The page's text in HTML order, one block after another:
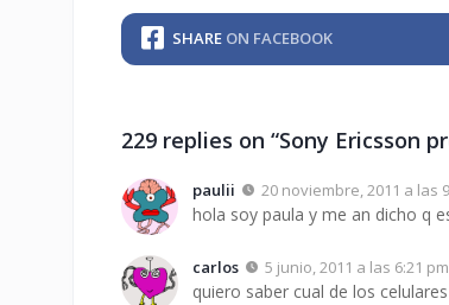
SHARE ON FACEBOOK
229 replies on “Sony Ericsson
paulii 20 noviembre, 2011 a las
hola soy paula y me an dicho q
carlos 5 junio, 2011 a las 6:21 pm
quiero saber cual de los